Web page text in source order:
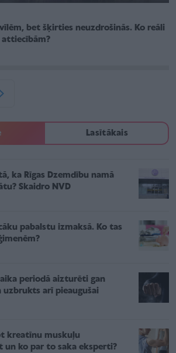
bet šķirties neuzdrošinās. Ko reāli
Lasītākais
ka Rīgas Dzemdību namā
Skaidro NVD
pabalstu izmaksā. Ko tas
periodā aizturēti gan
arī pieaugušai
kreatīnu muskuļu
un ko par to saka eksperti?